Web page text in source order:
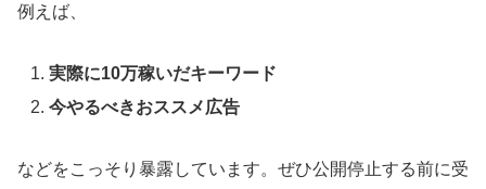
例えば、
実際に10万稼いだキーワード
今やるべきおススメ広告
などをこっそり暴露しています。ぜひ公開停止する前に受